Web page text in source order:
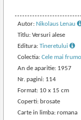
Autor: Nikolaus Lenau
Titlu: Versuri alese
Editura:Tineretului
Colectia:Cele mai
An de aparitie: 1957
Nr. pagini: 114
Format: 10 x 15 cm
Coperti: brosate
Carte in limba: romana